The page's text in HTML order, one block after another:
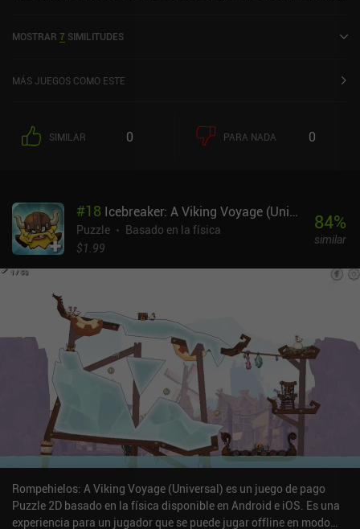
de 4,2 sobre 5,0 en la App Store de iOS.
MOSTRAR 7 SIMILITUDES
MÁS JUEGOS COMO ESTE
SIMILAR 0 PARA NADA 0
#18 Icebreaker: A Viking Voyage (Universal)
Puzzle
Basado en la física
$1.99
84%
similar
Rompehielos: A Viking Voyage (Universal) es un juego de pago
Puzzle 2D basado en la física disponible en Android e iOS. Es una
experiencia para un jugador que se puede jugar offline en modo